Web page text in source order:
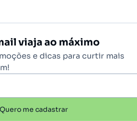
viaja ao máximo
e dicas para curtir mais
Quero me cadastrar